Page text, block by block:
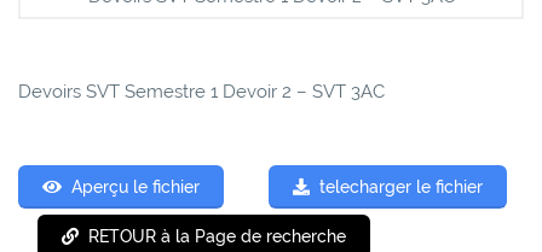
Devoirs SVT Semestre 1 Devoir 2 – SVT 3AC
Aperçu le fichier telecharger le fichier
RETOUR à la Page de recherche